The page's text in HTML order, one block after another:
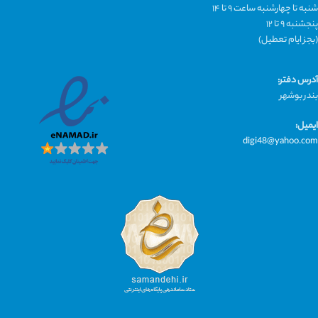
شنبه تا چهارشنبه ساعت ۹ تا ۱۴
پنجشنبه ۹ تا ۱۲
(بجز ایام تعطیل)
آدرس دفتر:
بندر بوشهر
ایمیل:
digi48@yahoo.com